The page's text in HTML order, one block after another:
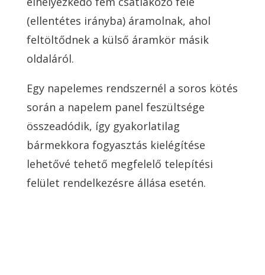
(ellentétes irányba) áramolnak, ahol
feltöltődnek a külső áramkör másik
oldaláról.
Egy napelemes rendszernél a soros kötés
során a napelem panel feszültsége
összeadódik, így gyakorlatilag
bármekkora fogyasztás kielégítése
lehetővé tehető megfelelő telepítési
felület rendelkezésre állása esetén.